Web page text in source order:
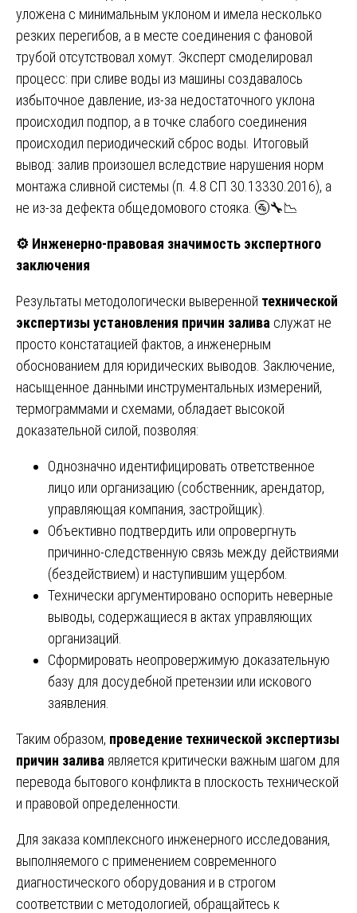
уложена с минимальным уклоном и имела несколько
резких перегибов, а в месте соединения с фановой
трубой отсутствовал хомут. Эксперт смоделировал
процесс: при сливе воды из машины создавалось
избыточное давление, из-за недостаточного уклона
происходил подпор, а в точке слабого соединения
происходил периодический сброс воды. Итоговый
вывод: залив произошел вследствие нарушения норм
монтажа сливной системы (п. 4.8 СП 30.13330.2016), а
не из-за дефекта общедомового стояка. 🚰🔧📉
⚙️ Инженерно-правовая значимость экспертного
заключения
Результаты методологически выверенной технической
экспертизы установления причин залива служат не
просто констатацией фактов, а инженерным
обоснованием для юридических выводов. Заключение,
насыщенное данными инструментальных измерений,
термограммами и схемами, обладает высокой
доказательной силой, позволяя:
Однозначно идентифицировать ответственное
лицо или организацию (собственник, арендатор,
управляющая компания, застройщик).
Объективно подтвердить или опровергнуть
причинно-следственную связь между действиями
(бездействием) и наступившим ущербом.
Технически аргументировано оспорить неверные
выводы, содержащиеся в актах управляющих
организаций.
Сформировать неопровержимую доказательную
базу для досудебной претензии или искового
заявления.
Таким образом, проведение технической экспертизы
причин залива является критически важным шагом для
перевода бытового конфликта в плоскость технической
и правовой определенности.
Для заказа комплексного инженерного исследования,
выполняемого с применением современного
диагностического оборудования и в строгом
соответствии с методологией, обращайтесь к